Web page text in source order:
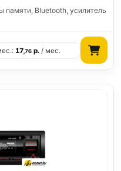
памяти, Bluetooth, усилитель
17,76 р. / мес.